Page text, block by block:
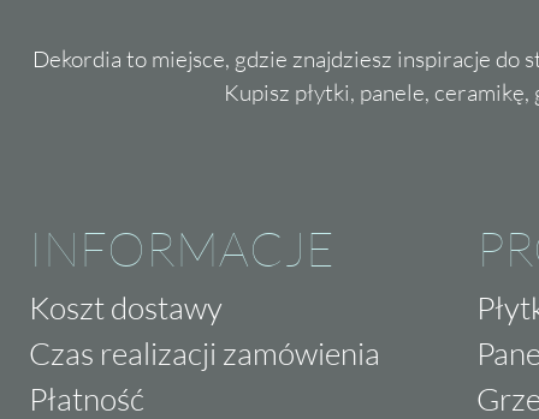
Dekordia to miejsce, gdzie znajdziesz inspiracje do
Kupisz płytki, panele,
INFORMACJE
Koszt dostawy
Czas realizacji zamówienia
Płatność